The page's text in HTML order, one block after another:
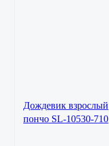
Дождевик взрослый
пончо SL-10530-710